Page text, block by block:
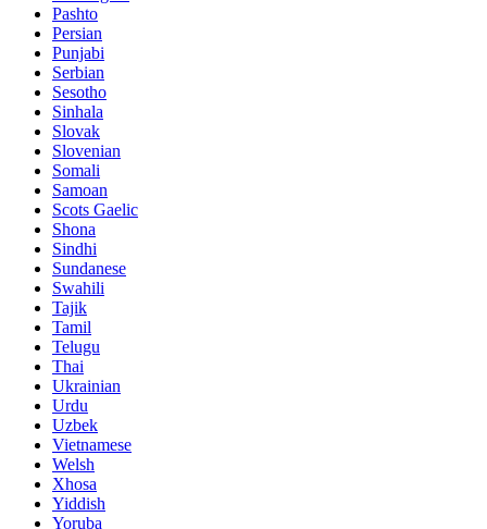
Pashto
Persian
Punjabi
Serbian
Sesotho
Sinhala
Slovak
Slovenian
Somali
Samoan
Scots Gaelic
Shona
Sindhi
Sundanese
Swahili
Tajik
Tamil
Telugu
Thai
Ukrainian
Urdu
Uzbek
Vietnamese
Welsh
Xhosa
Yiddish
Yoruba